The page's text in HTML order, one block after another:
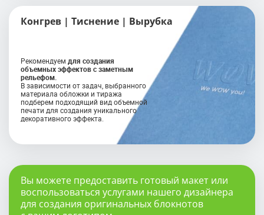
Конгрев | Тиснение | Вырубка
Рекомендуем для создания
объемных эффектов с заметным
рельефом.
В зависимости от задач, выбранного
материала обложки и тиража
подберем подходящий вид объемной
печати для создания уникального
декоративного эффекта.
Вы можете предоставить готовый макет или
воспользоваться услугами нашего дизайнера
для создания оригинальных блокнотов